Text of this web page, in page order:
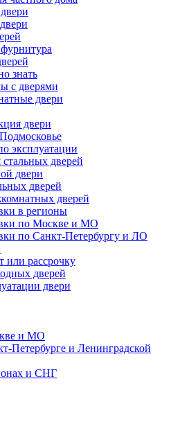
знать
с дверями
двери
двери
эксплуатации
дверей
двери
дверей
дверей
в регионы
по Москве и МО
по Санкт-Петербургу и ЛО
или рассрочку
дверей
двери
и МО
Петербурге и Ленинградской
и СНГ